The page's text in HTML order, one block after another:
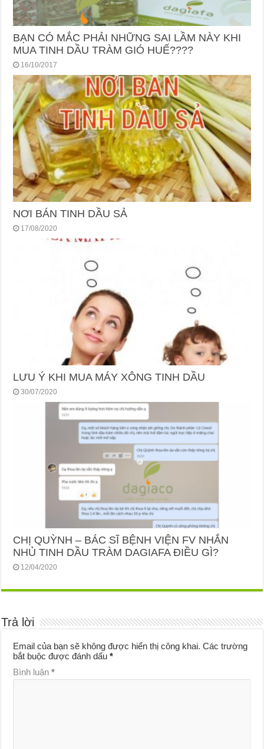
BẠN CÓ MẮC PHẢI NHỮNG SAI LẦM NÀY KHI
MUA TINH DẦU TRÀM GIÓ HUẾ????
16/10/2017
NƠI BÁN TINH DẦU SẢ
17/08/2020
LƯU Ý KHI MUA MÁY XÔNG TINH DẦU
30/07/2020
CHỊ QUỲNH – BÁC SĨ BỆNH VIỆN FV NHẮN
NHỦ TINH DẦU TRÀM DAGIAFA ĐIỀU GÌ?
12/04/2020
Trả lời
Email của bạn sẽ không được hiển thị công khai. Các trường
bắt buộc được đánh dấu*
Bình luận*